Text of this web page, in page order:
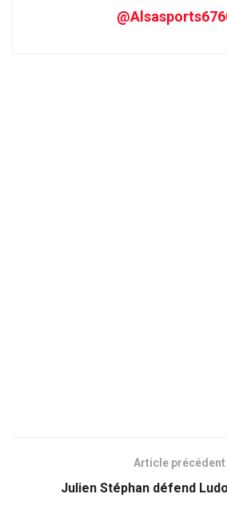
Article précédent
Julien Stéphan défend